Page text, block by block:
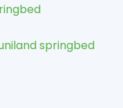
springbed